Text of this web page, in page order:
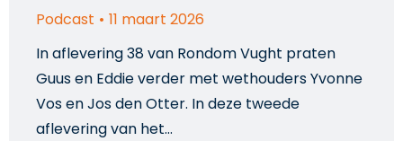
Podcast
11 maart 2026
In aflevering 38 van Rondom Vught praten
Guus en Eddie verder met wethouders Yvonne
Vos en Jos den Otter. In deze tweede
aflevering van het…